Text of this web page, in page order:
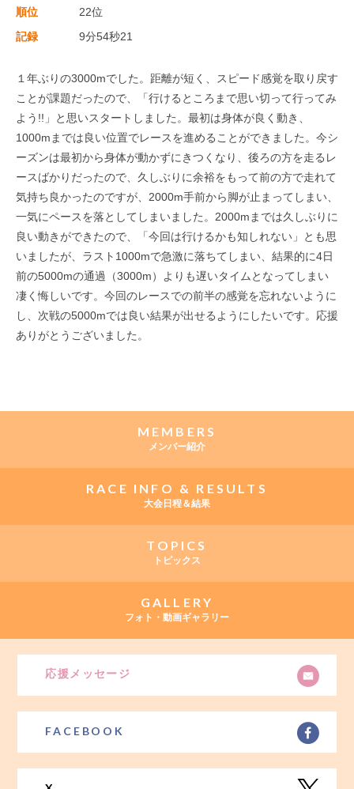
順位
22位
記録
9分54秒21
１年ぶりの3000mでした。距離が短く、スピード感覚を取り戻す
ことが課題だったので、「行けるところまで思い切って行ってみ
よう!!」と思いスタートしました。最初は身体が良く動き、
1000mまでは良い位置でレースを進めることができました。今シ
ーズンは最初から身体が動かずにきつくなり、後ろの方を走るレ
ースばかりだったので、久しぶりに余裕をもって前の方で走れて
気持ち良かったのですが、2000m手前から脚が止まってしまい、
一気にペースを落としてしまいました。2000mまでは久しぶりに
良い動きができたので、「今回は行けるかも知しれない」とも思
いましたが、ラスト1000mで急激に落ちてしまい、結果的に4日
前の5000mの通過（3000m）よりも遅いタイムとなってしまい
凄く悔しいです。今回のレースでの前半の感覚を忘れないように
し、次戦の5000mでは良い結果が出せるようにしたいです。応援
ありがとうございました。
MEMBERS
メンバー紹介
RACE INFO & RESULTS
大会日程＆結果
TOPICS
トピックス
GALLERY
フォト・動画ギャラリー
応援メッセージ
FACEBOOK